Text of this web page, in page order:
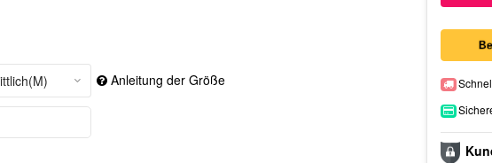
Anleitung der Größe